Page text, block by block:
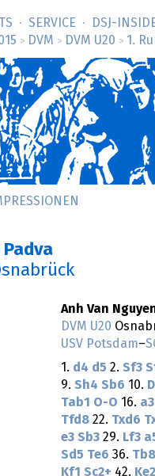
SERVICE
DSJ-­
> DVM > DVM U20 > 1.
Padva
Anh Van
DVM U20
USV Potsdam–
1. d4 d5 2. Sf3
9. Sh4 Sb6 10.
Tab1 O-O 16. a3
Tfd8 22. Txd6
e3 Sb3 29. Lf3
Sd5 Te6 36. Tb8
Kf1 Sc2+ 42. Ke2